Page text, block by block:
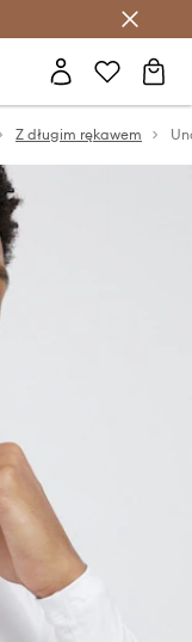
Z długim rękawem